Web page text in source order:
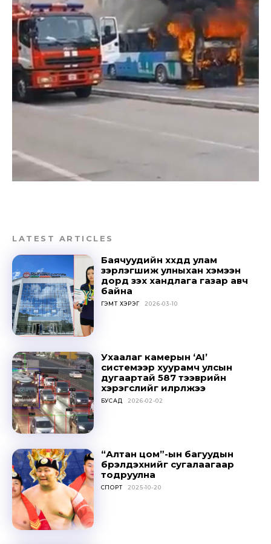
Don't miss
out!
Sing up for our newsletter
SUBSCRIBE
LATEST ARTICLES
Баячуудийн хүүхдүүд улам
зэрлэгшиж улныхан хэмээн
дорд үзэх хандлага газар авч
байна
ГЭМТ ХЭРЭГ 2026-03-10
Ухаалаг камерын ‘AI’
системээр хуурамч улсын
дугаартай 587 тээврийн
хэрэгслийг илрүүлжээ
БУСАД 2026-02-02
“Алтан цом”-ын багуудын
бүрэлдэхүүнийг сугалаагаар
тодруулна
СПОРТ 2025-10-20